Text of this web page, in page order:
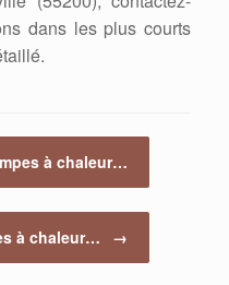
dans les plus courts
à chaleur…
à chaleur… →